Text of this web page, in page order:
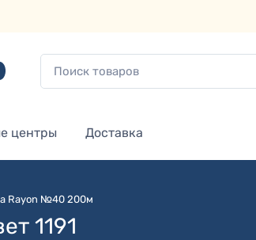
центры Доставка
Rayon №40 200м
1191